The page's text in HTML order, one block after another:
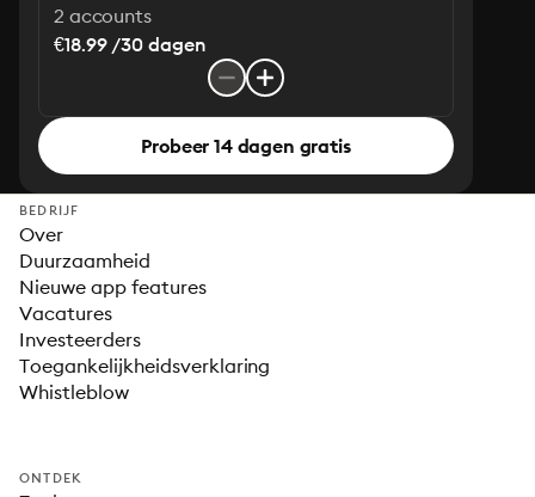
2 accounts
€18.99 /30 dagen
Probeer 14 dagen gratis
BEDRIJF
Over
Duurzaamheid
Nieuwe app features
Vacatures
Investeerders
Toegankelijkheidsverklaring
Whistleblow
ONTDEK